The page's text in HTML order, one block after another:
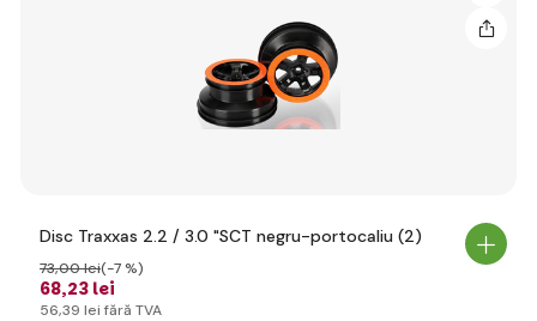
Disc Traxxas 2.2 / 3.0 "SCT negru-portocaliu (2)
68,23 lei
73,00 lei(-7 %)
56,39 lei fără TVA